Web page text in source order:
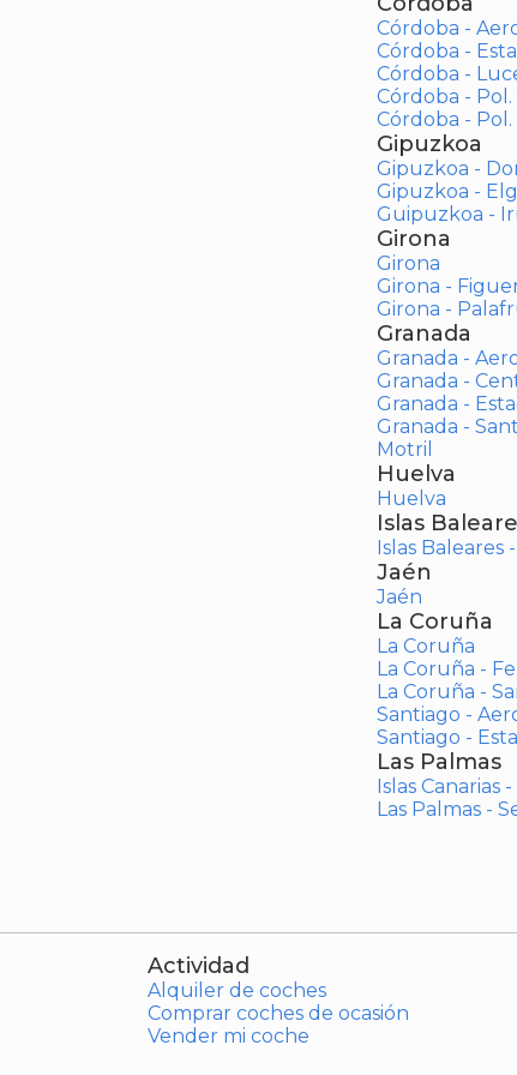
Córdoba -
Córdoba -
Córdoba -
Córdoba -
Córdoba -
Gipuzkoa
Gipuzkoa -
Gipuzkoa -
Guipuzkoa -
Girona
Girona
Girona -
Girona -
Granada
Granada -
Granada -
Granada -
Granada -
Motril
Huelva
Huelva
Islas
Islas Baleares
Jaén
Jaén
La Coruña
La Coruña
La Coruña -
La Coruña -
Santiago -
Santiago -
Las Palmas
Islas Canarias
Las Palmas -
Actividad
Alquiler de coches
Comprar coches de ocasión
Vender mi coche